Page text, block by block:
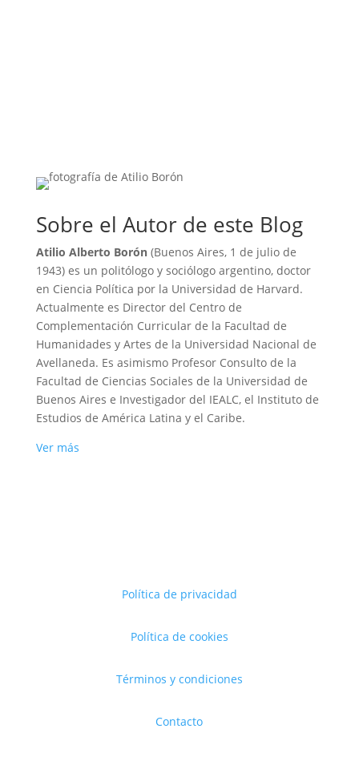
Sobre el Autor de este Blog
Atilio Alberto Borón(Buenos Aires, 1 de julio de
1943) es un politólogo y sociólogo argentino, doctor
en Ciencia Política por la Universidad de Harvard.
Actualmente es Director del Centro de
Complementación Curricular de la Facultad de
Humanidades y Artes de la Universidad Nacional de
Avellaneda. Es asimismo Profesor Consulto de la
Facultad de Ciencias Sociales de la Universidad de
Buenos Aires e Investigador del IEALC, el Instituto de
Estudios de América Latina y el Caribe.
Ver más
Política de privacidad
Política de cookies
Términos y condiciones
Contacto